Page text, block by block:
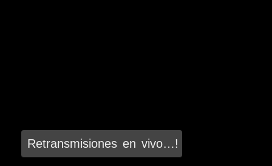
Retransmisiones en vivo…!